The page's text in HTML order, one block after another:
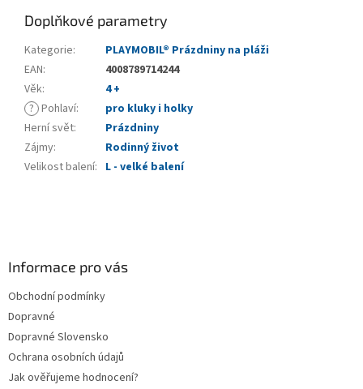
Doplňkové parametry
Kategorie:
PLAYMOBIL® Prázdniny na pláži
EAN:
4008789714244
Věk:
4 +
? Pohlaví:
pro kluky i holky
Herní svět:
Prázdniny
Zájmy:
Rodinný život
Velikost balení: L - velké balení
Informace pro vás
Obchodní podmínky
Dopravné
Dopravné Slovensko
Ochrana osobních údajů
Jak ověřujeme hodnocení?